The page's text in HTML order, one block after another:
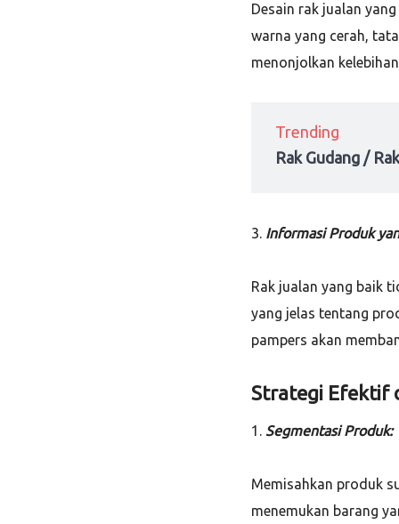
Desain rak jualan
warna yang cerah,
menonjolkan
Trending
Rak Gudang /
3. Informasi Produk
Rak jualan yang baik
yang jelas tentang
pampers akan
Strategi Efektif
1. Segmentasi Produk:
Memisahkan produk
menemukan barang